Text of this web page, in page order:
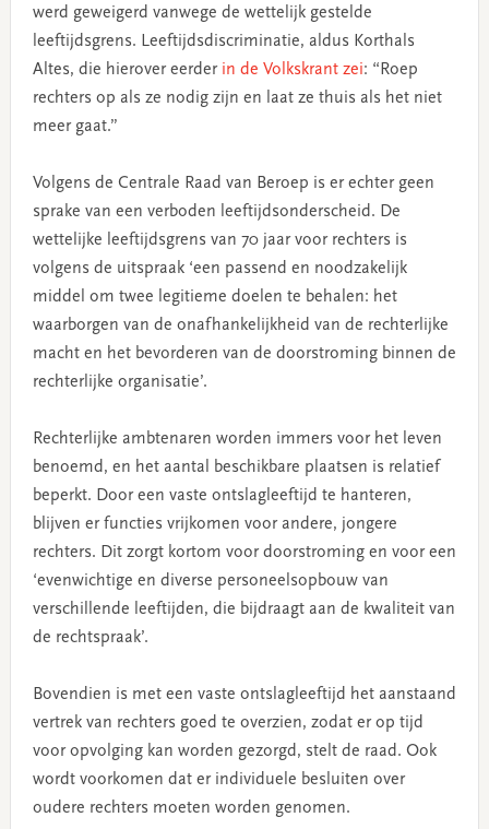
werd geweigerd vanwege de wettelijk gestelde
leeftijdsgrens. Leeftijdsdiscriminatie, aldus Korthals
Altes, die hierover eerder in de Volkskrant zei: “Roep
rechters op als ze nodig zijn en laat ze thuis als het niet
meer gaat.”
Volgens de Centrale Raad van Beroep is er echter geen
sprake van een verboden leeftijdsonderscheid. De
wettelijke leeftijdsgrens van 70 jaar voor rechters is
volgens de uitspraak ‘een passend en noodzakelijk
middel om twee legitieme doelen te behalen: het
waarborgen van de onafhankelijkheid van de rechterlijke
macht en het bevorderen van de doorstroming binnen de
rechterlijke organisatie’.
Rechterlijke ambtenaren worden immers voor het leven
benoemd, en het aantal beschikbare plaatsen is relatief
beperkt. Door een vaste ontslagleeftijd te hanteren,
blijven er functies vrijkomen voor andere, jongere
rechters. Dit zorgt kortom voor doorstroming en voor een
‘evenwichtige en diverse personeelsopbouw van
verschillende leeftijden, die bijdraagt aan de kwaliteit van
de rechtspraak’.
Bovendien is met een vaste ontslagleeftijd het aanstaand
vertrek van rechters goed te overzien, zodat er op tijd
voor opvolging kan worden gezorgd, stelt de raad. Ook
wordt voorkomen dat er individuele besluiten over
oudere rechters moeten worden genomen.